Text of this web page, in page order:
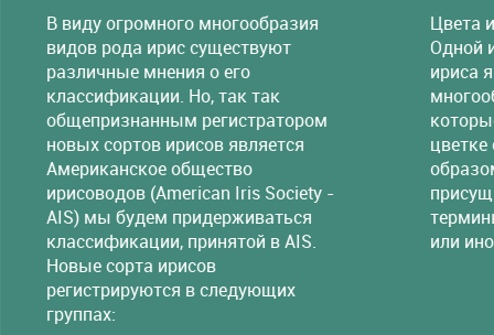
В виду огромного многообразия
видов рода ирис существуют
различные мнения о его
классификации. Но, так так
общепризнанным регистратором
новых сортов ирисов является
Американское общество
ирисоводов (American Iris Society -
AIS) мы будем придерживаться
классификации, принятой в AIS.
Новые сорта ирисов
регистрируются в следующих
группах:
Цвета
Одной
ириса
или